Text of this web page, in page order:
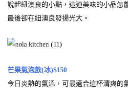
說起紐澳良的小點，這道美味的小品怎
最後卻在紐澳良發揚光大。
芒果氣泡飲(冰)$150
今日炎熱的氣溫，可最適合這杯清爽的